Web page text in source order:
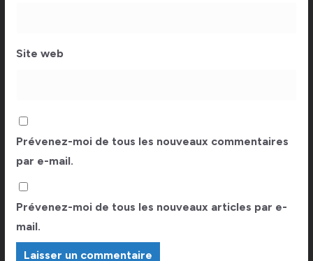
Site web
Prévenez-moi de tous les nouveaux commentaires
par e-mail.
Prévenez-moi de tous les nouveaux articles par e-
mail.